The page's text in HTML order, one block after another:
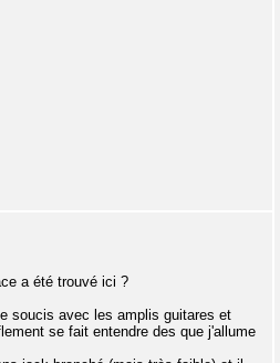
a été trouvé ici ?
soucis avec les amplis guitares et
se fait entendre des que j'allume